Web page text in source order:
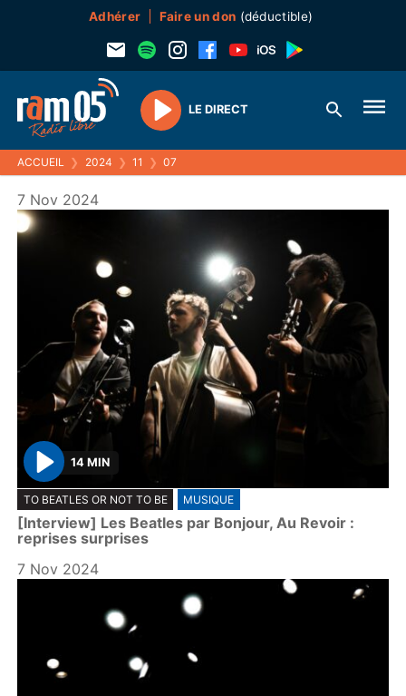
Adhérer Faire un don (déductible)
Play
LE DIRECT
ACCUEIL ❯ 2024 ❯ 11 ❯ 07
7 Nov 2024
P
l
a
y
14 MIN
TO BEATLES OR NOT TO BE MUSIQUE
[Interview] Les Beatles par Bonjour, Au Revoir :
reprises surprises
7 Nov 2024